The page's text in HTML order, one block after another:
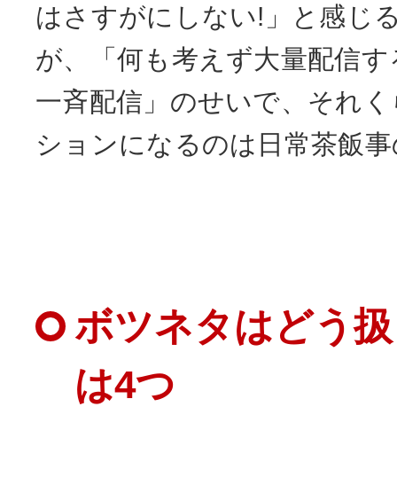
はさすがにしない!」と感じ
が、「何も考えず大量配信
一斉配信」のせいで、それ
ションになるのは日常茶飯
ボツネタはどう
は4つ